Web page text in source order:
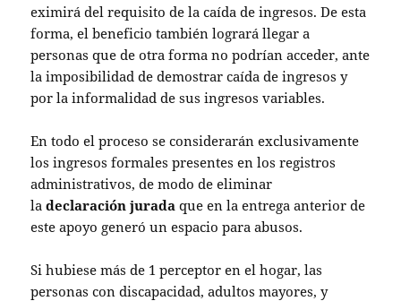
eximirá del requisito de la caída de ingresos. De esta
forma, el beneficio también logrará llegar a
personas que de otra forma no podrían acceder, ante
la imposibilidad de demostrar caída de ingresos y
por la informalidad de sus ingresos variables.
En todo el proceso se considerarán exclusivamente
los ingresos formales presentes en los registros
administrativos, de modo de eliminar
ladeclaración jurada que en la entrega anterior de
este apoyo generó un espacio para abusos.
Si hubiese más de 1 perceptor en el hogar, las
personas con discapacidad, adultos mayores, y